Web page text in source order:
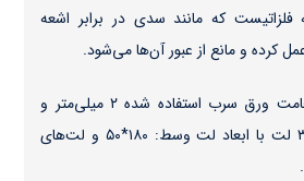
که مانند سدی در برابر اشعه
کرده و مانع از عبور آن‌ها می‌شود.
در حالت استاندارد ضخامت ورق سرب استفاده شده ۲ میلی‌متر و
ابعاد پاراوان ۱۸۰*۱۱۰ ( ۳ لت با ابعاد لت وسط: ۱۸۰*۵۰ و لت‌های